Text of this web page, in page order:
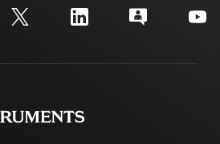
la cuenta myTI
pedidos